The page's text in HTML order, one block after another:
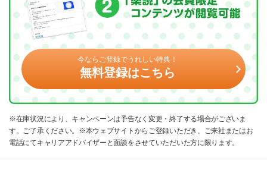
今ならご登録でうれしい特典！
無料登録はこちら
※在庫状況により、キャンペーンは予告なく変更・終了する場合がございま
す。ご了承ください。※本ウェブサイトからご登録いただき、ご来社またはお
電話にてキャリアアドバイザーと面談をさせていただいた方に限ります。